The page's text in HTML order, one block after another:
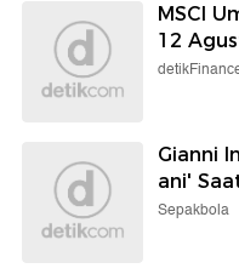
MSCI
12
Gianni
ani'
Sepakbola